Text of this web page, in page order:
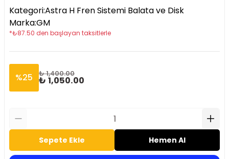
Kategori:Astra H Fren Sistemi Balata ve Disk
Marka:GM
*₺87.50 den başlayan taksitlerle
%25 ₺ 1,400.00
₺ 1,050.00
Sepete Ekle Hemen Al